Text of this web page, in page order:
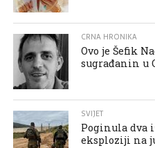
CRNA HRONIKA
Ovo je Šefik
sugrađanin u
SVIJET
Poginula dva
eksploziji na